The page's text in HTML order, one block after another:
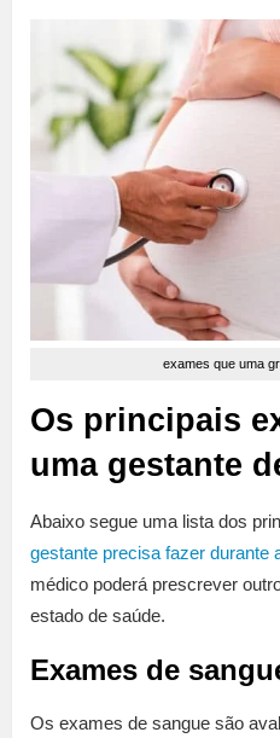
exames que uma
Os principais
uma gestante
Abaixo segue uma lista dos
gestante precisa fazer durante
médico poderá prescrever
estado de saúde.
Exames de
Os exames de sangue são